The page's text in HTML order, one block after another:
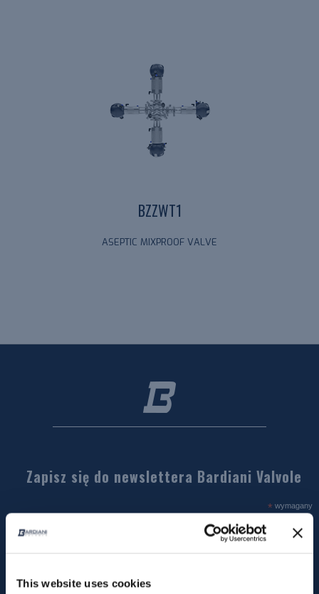
This website uses cookies
BZZWT1
ASEPTIC MIXPROOF VALVE
Zapisz się do newslettera Bardiani Valvole
* wymagany